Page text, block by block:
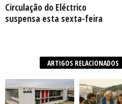
Circulação do Eléctrico
suspensa esta sexta-feira
ARTIGOS RELACIONADOS